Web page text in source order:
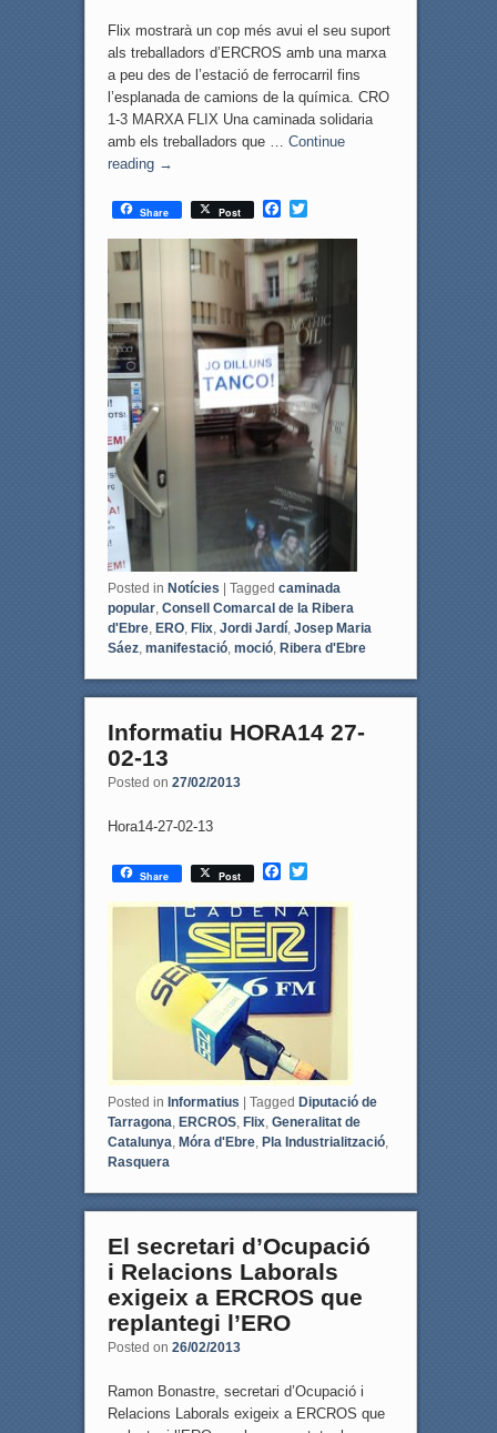
Flix mostrarà un cop més avui el seu suport
als treballadors d’ERCROS amb una marxa
a peu des de l’estació de ferrocarril fins
l’esplanada de camions de la química. CRO
1-3 MARXA FLIX Una caminada solidaria
amb els treballadors que … Continue
reading →
Share Post
F
c
e
o
o
k
T
i
t
t
e
r
Posted in Notícies Tagged caminada
popular, Consell Comarcal de la Ribera
d'Ebre, ERO, Flix, Jordi Jardí, Josep Maria
Sáez, manifestació, moció, Ribera d'Ebre
Informatiu HORA14 27-
02-13
Posted on 27/02/2013
Hora14-27-02-13
Share Post
F
c
e
b
o
o
k
T
i
t
e
r
Posted in Informatius Tagged Diputació de
Tarragona, ERCROS, Flix, Generalitat de
Catalunya, Móra d'Ebre, Pla Industrialització,
Rasquera
El secretari d’Ocupació
i Relacions Laborals
exigeix a ERCROS que
replantegi l’ERO
Posted on 26/02/2013
Ramon Bonastre, secretari d’Ocupació i
Relacions Laborals exigeix a ERCROS que